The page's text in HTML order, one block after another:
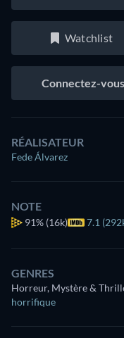
Watchlist
Connectez-vous
RÉALISATEUR
Fede Álvarez
NOTE
91% (16k) 7.1
GENRES
Horreur, Mystère &
horrifique